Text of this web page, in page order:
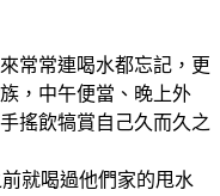
常常連喝水都忘記，更
，中午便當、晚上外
搖飲犒賞自己久而久之
就喝過他們家的甩水